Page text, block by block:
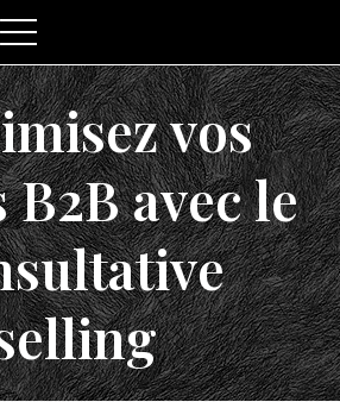
vos
B2B avec le